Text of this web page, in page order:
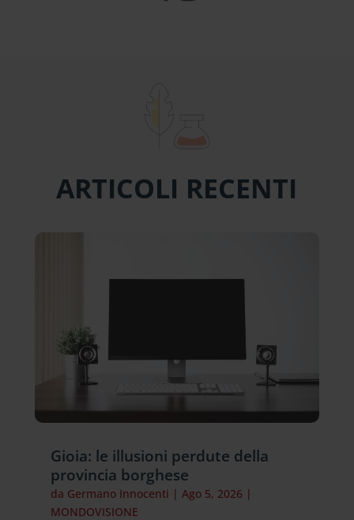
ARTICOLI RECENTI
Gioia: le illusioni perdute della
provincia borghese
da Germano Innocenti | Ago 5, 2026 |
MONDOVISIONE